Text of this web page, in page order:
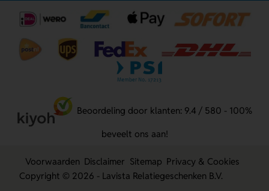
Beoordeling door klanten: 9.4 / 580 - 100%
beveelt ons aan!
Voorwaarden Disclaimer Sitemap Privacy & Cookies
Copyright © 2026 - Lavista Relatiegeschenken B.V.